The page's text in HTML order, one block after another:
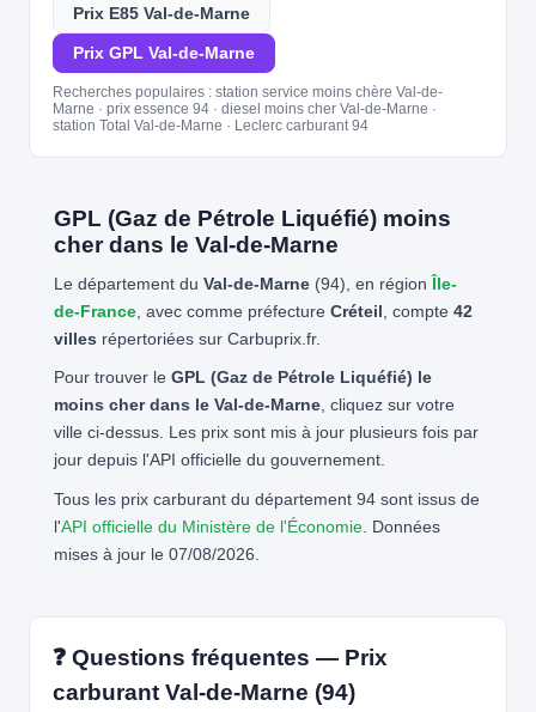
Prix E85 Val-de-Marne
Prix GPL Val-de-Marne
Recherches populaires : station service moins chère Val-de-
Marne · prix essence 94 · diesel moins cher Val-de-Marne ·
station Total Val-de-Marne · Leclerc carburant 94
GPL (Gaz de Pétrole Liquéfié) moins
cher dans le Val-de-Marne
Le département du Val-de-Marne(94), en région Île-
de-France, avec comme préfecture Créteil , compte 42
villes répertoriées sur Carbuprix.fr.
Pour trouver le GPL (Gaz de Pétrole Liquéfié) le
moins cher dans le Val-de-Marne, cliquez sur votre
ville ci-dessus. Les prix sont mis à jour plusieurs fois par
jour depuis l'API officielle du gouvernement.
Tous les prix carburant du département 94 sont issus de
l'API officielle du Ministère de l'Économie. Données
mises à jour le 07/08/2026.
❓ Questions fréquentes — Prix
carburant Val-de-Marne (94)